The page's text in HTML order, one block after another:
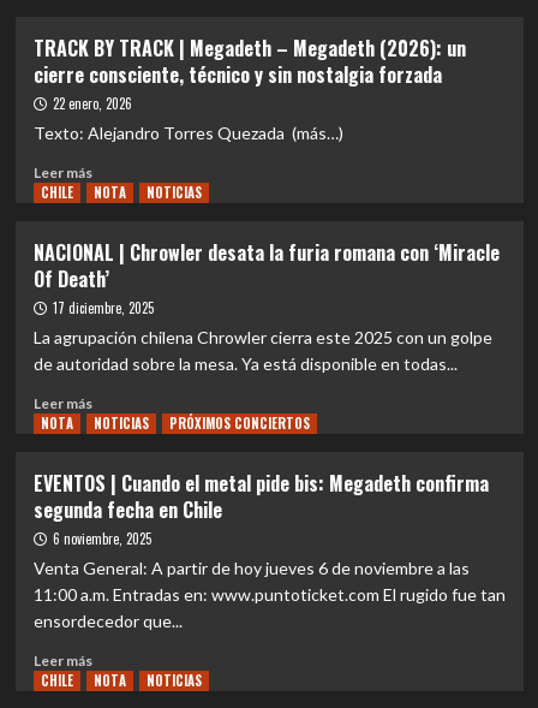
CONCIERTO
|
FORBIDDEN,
VIO-
LENCE
Y
VENOM
Chile:
Noche
de
heavy,
de
thrash,
noche
padres
del
groove
metal
TRACK BY TRACK | Megadeth – Megadeth (2026): un
cierre consciente, técnico y sin nostalgia forzada
22 enero, 2026
Texto: Alejandro Torres Quezada (más…)
Leer másLeer
más
BY
TRACK
|
Megadeth
Megadeth
(2026):
un
técnico
y
sin
forzada
CHILE NOTA NOTICIAS
NACIONAL | Chrowler desata la furia romana con ‘Miracle
Of Death’
17 diciembre, 2025
La agrupación chilena Chrowler cierra este 2025 con un golpe
de autoridad sobre la mesa. Ya está disponible en todas...
Leer másLeer
más
|
Chrowler
desata
la
romana
con
Of
Death’
NOTA NOTICIAS PRÓXIMOS CONCIERTOS
EVENTOS | Cuando el metal pide bis: Megadeth confirma
segunda fecha en Chile
6 noviembre, 2025
Venta General: A partir de hoy jueves 6 de noviembre a las
11:00 a.m. Entradas en: www.puntoticket.com El rugido fue tan
ensordecedor que...
Leer másLeer
más
CHILE NOTA NOTICIAS